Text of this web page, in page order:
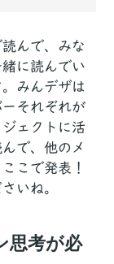
んで、みな
に読んでい
みんデザは
ーそれぞれが
ェクトに活
で、他のメ
こで発表！
いね。
思考が必